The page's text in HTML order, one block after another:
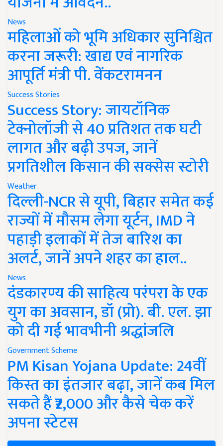
News
महिलाओं को भूमि अधिकार सुनिश्चित
करना जरूरी: खाद्य एवं नागरिक
आपूर्ति मंत्री पी. वेंकटरामनन
Success Stories
Success Story: जायटॉनिक
टेक्नोलॉजी से 40 प्रतिशत तक घटी
लागत और बढ़ी उपज, जानें
प्रगतिशील किसान की सक्सेस स्टोरी
Weather
दिल्ली-NCR से यूपी, बिहार समेत कई
राज्यों में मौसम लेगा यूर्टन, IMD ने
पहाड़ी इलाकों में तेज बारिश का
अलर्ट, जानें अपने शहर का हाल..
News
दंडकारण्य की साहित्य परंपरा के एक
युग का अवसान, डॉ (प्रो). बी. एल. झा
को दी गई भावभीनी श्रद्धांजलि
Government Scheme
PM Kisan Yojana Update: 24वीं
किस्त का इंतजार बढ़ा, जानें कब मिल
सकते हैं ₹2,000 और कैसे चेक करें
अपना स्टेटस